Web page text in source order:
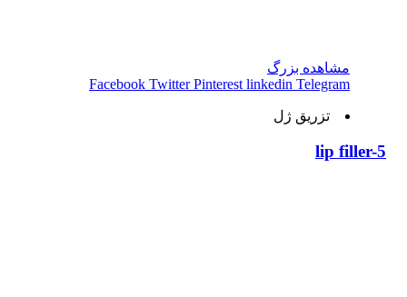
مشاهده بزرگ
Facebook Twitter Pinterest linkedin Telegram
تزریق ژل
lip filler-5